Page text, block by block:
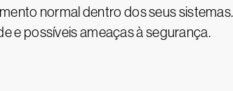
normal dentro dos seus sistemas.
e possíveis ameaças à segurança.